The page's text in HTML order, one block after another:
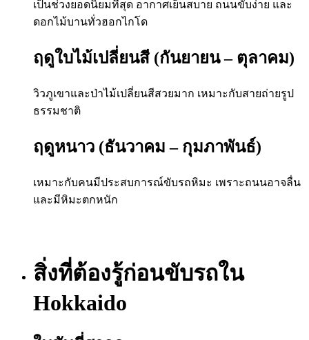
เป็นช่วงยอดนิยมที่สุด อากาศเย็นสบาย ถนนขับง่าย และ
ดอกไม้บานทั่วฮอกไกโด
ฤดูใบไม้เปลี่ยนสี (กันยายน – ตุลาคม)
วิวภูเขาและป่าไม้เปลี่ยนสีสวยมาก เหมาะกับสายถ่ายรูป
ธรรมชาติ
ฤดูหนาว (ธันวาคม – กุมภาพันธ์)
เหมาะกับคนมีประสบการณ์ขับรถหิมะ เพราะถนนอาจลื่น
และมีหิมะตกหนัก
สิ่งที่ต้องรู้ก่อนขับรถใน
Hokkaido